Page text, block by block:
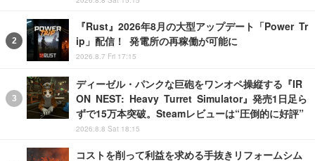
『Rust』2026年8月の大型アップデート「Power Tr
ip」配信！ 発電所の再稼働が可能に
2026.8.7 Fri 17:15
ディーゼル・パンクな巨砲をワンオペ操縦する『IR
ON NEST: Heavy Turret Simulator』発売1日足ら
ずで15万本突破。Steamレビューは“圧倒的に好評”
2026.8.8 Sat 18:15
コストを削って利益を求める手抜きリフォームシム